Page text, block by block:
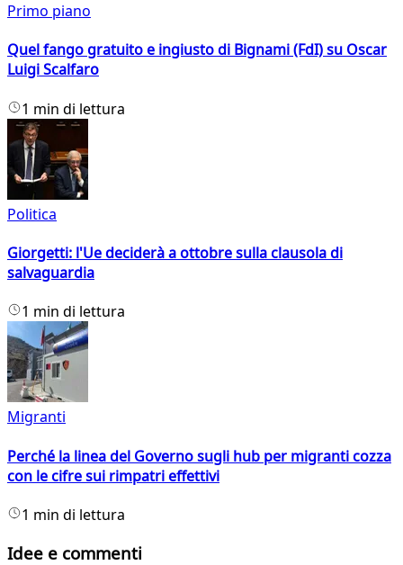
Primo piano
Quel fango gratuito e ingiusto di Bignami (FdI) su Oscar
Luigi Scalfaro
1 min di lettura
Politica
Giorgetti: l'Ue deciderà a ottobre sulla clausola di
salvaguardia
1 min di lettura
Migranti
Perché la linea del Governo sugli hub per migranti cozza
con le cifre sui rimpatri effettivi
1 min di lettura
Idee e commenti